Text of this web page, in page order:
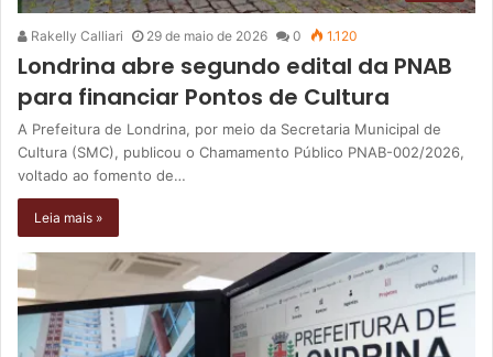
Rakelly Calliari 29 de maio de 2026 0 1.120
Londrina abre segundo edital da PNAB
para financiar Pontos de Cultura
A Prefeitura de Londrina, por meio da Secretaria Municipal de
Cultura (SMC), publicou o Chamamento Público PNAB-002/2026,
voltado ao fomento de…
Leia mais »